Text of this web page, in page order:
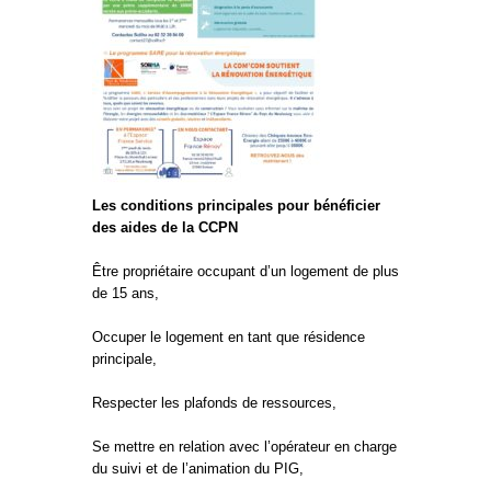
Les conditions principales pour bénéficier
des aides de la CCPN
Être propriétaire occupant d’un logement de plus
de 15 ans,
Occuper le logement en tant que résidence
principale,
Respecter les plafonds de ressources,
Se mettre en relation avec l’opérateur en charge
du suivi et de l’animation du PIG,